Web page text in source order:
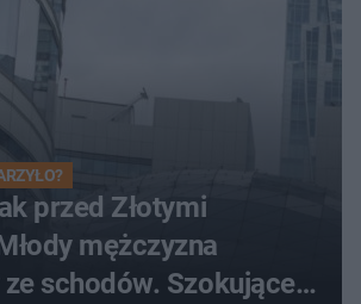
przed Złotymi
mężczyzna
schodów. Szokujące